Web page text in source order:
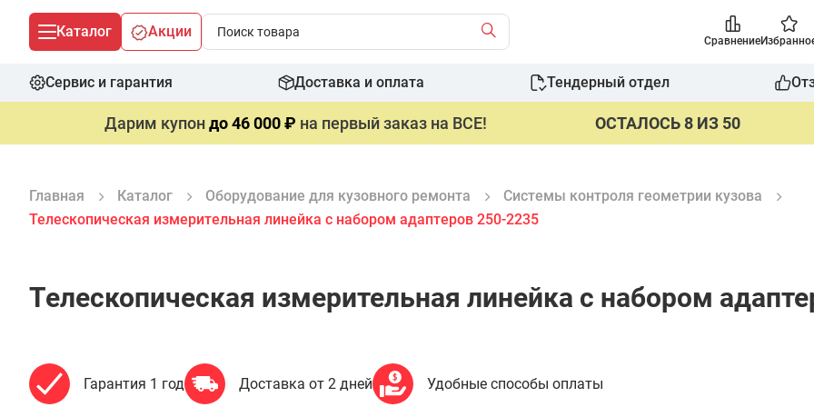
Каталог Акции
Сравнение
Сервис и гарантия Доставка и оплата Тендерный отдел
Дарим купондо 46 000 ₽ на первый заказ на ВСЕ! ОСТАЛОСЬ 8 ИЗ 50
Главная Каталог Оборудование для кузовного ремонта
Системы контроля геометрии кузова
Телескопическая измерительная линейка с набором адаптеров 250-2235
Телескопическая измерительная линейка с набором
Гарантия 1 год Доставка от 2 дней Удобные способы оплаты